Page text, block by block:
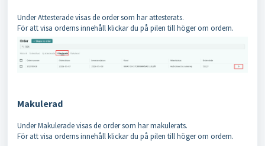
Under Attesterade visas de order som har attesterats.
För att visa orderns innehåll klickar du på pilen till höger om ordern.
Makulerad
Under Makulerade visas de order som har makulerats.
För att visa orderns innehåll klickar du på pilen till höger om ordern.